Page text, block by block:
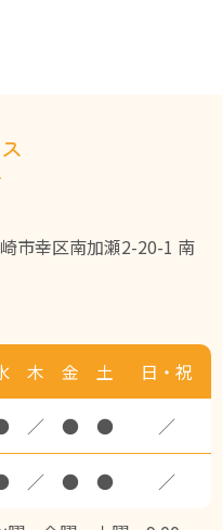
市幸区南加瀬2-20-1 南
木 金 土 日・祝
／ ● ● ／
／ ● ●
／